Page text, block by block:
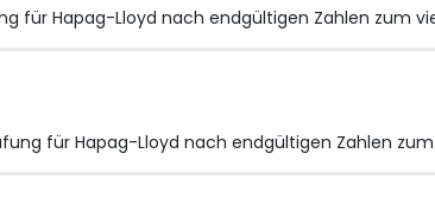
für Hapag-Lloyd nach endgültigen Zahlen zum
für Hapag-Lloyd nach endgültigen Zahlen